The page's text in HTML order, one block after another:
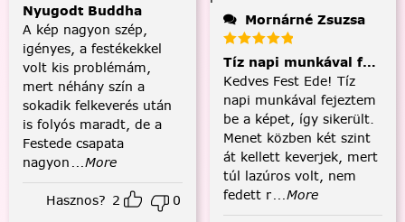
Nyugodt Buddha
A kép nagyon szép,
igényes, a festékekkel
volt kis problémám,
mert néhány szín a
sokadik felkeverés után
is folyós maradt, de a
Festede csapata
nagyon ...More
Hasznos? 2 0
Mornárné Zsuzsa
Tíz napi munkával
Kedves Fest Ede! Tíz
napi munkával fejeztem
be a képet, így sikerült.
Menet közben két szint
át kellett keverjek, mert
túl lazúros volt, nem
fedett r...More